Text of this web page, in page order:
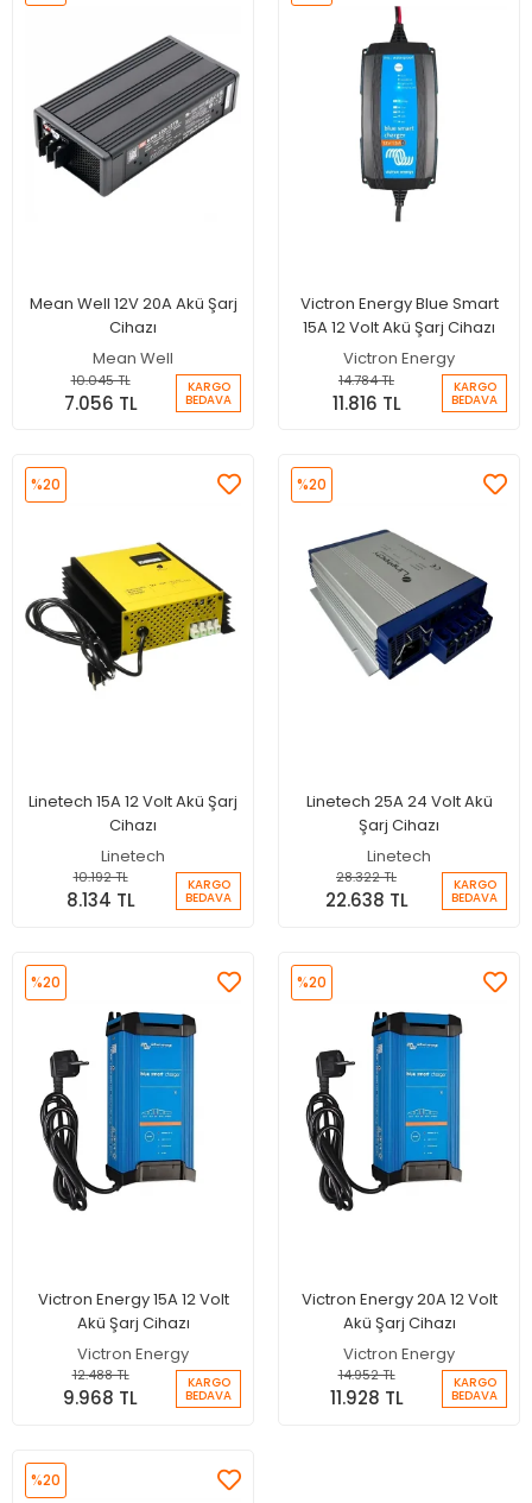
Mean Well 12V 20A Akü Şarj
Cihazı
Mean Well
10.045 TL
7.056 TL
KARGO
BEDAVA
Victron Energy Blue Smart
15A 12 Volt Akü Şarj Cihazı
Victron Energy
14.784 TL
11.816 TL
KARGO
BEDAVA
Linetech 15A 12 Volt Akü Şarj
Cihazı
Linetech
%20
10.192 TL
8.134 TL
KARGO
BEDAVA
Linetech 25A 24 Volt Akü
Şarj Cihazı
Linetech
%20
28.322 TL
22.638 TL
KARGO
BEDAVA
Victron Energy 15A 12 Volt
Akü Şarj Cihazı
Victron Energy
%20
12.488 TL
9.968 TL
KARGO
BEDAVA
Victron Energy 20A 12 Volt
Akü Şarj Cihazı
Victron Energy
%20
14.952 TL
11.928 TL
KARGO
BEDAVA
%20